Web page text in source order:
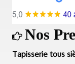
Nos
Tapisserie tous